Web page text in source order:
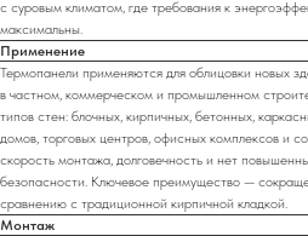
с суровым климатом, где требования к
максимальны.
Применение
Термопанели применяются для облицовки новых
в частном, коммерческом и промышленном
типов стен: блочных, кирпичных, бетонных,
домов, торговых центров, офисных комплексов и
скорость монтажа, долговечность и нет
безопасности. Ключевое преимущество —
сравнению с традиционной кирпичной кладкой.
Монтаж